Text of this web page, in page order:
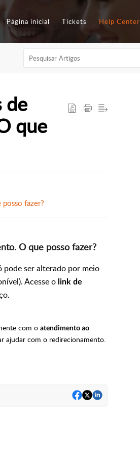
Página inicial Tickets Help Center
de
que
fazer?
O que posso fazer?
pode ser alterado por meio
Acesse o link de
com o atendimento ao
ajudar com o redirecionamento.